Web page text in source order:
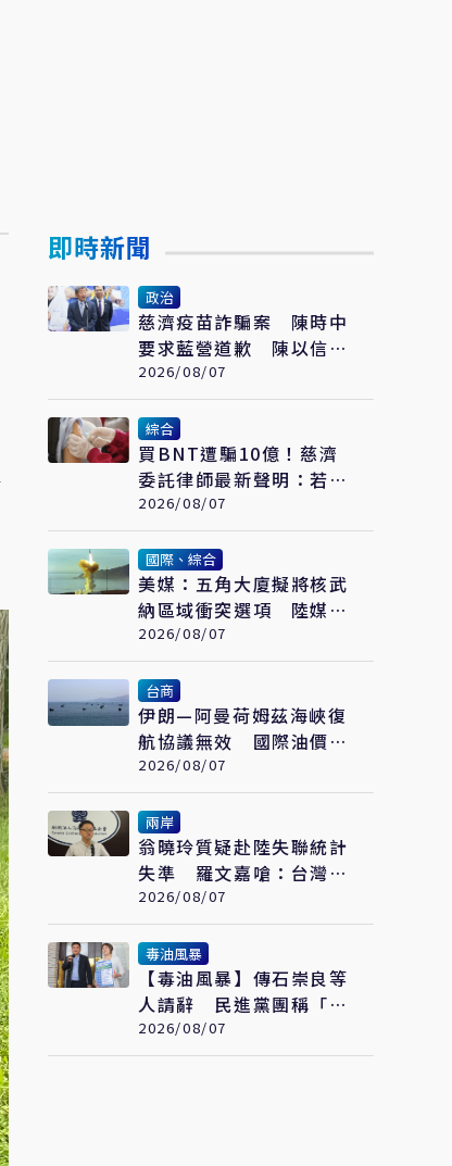
即時新聞
政治
慈濟疫苗詐騙案 陳時中
要求藍營道歉 陳以信
批：為從毒油案脫身
2026/08/07
綜合
買BNT遭騙10億！慈濟
委託律師最新聲明：若被
告定罪 保留民事請求賠
償
2026/08/07
國際、綜合
美媒：五角大廈擬將核武
納區域衝突選項 陸媒控
「核訛詐」
2026/08/07
台商
伊朗—阿曼荷姆茲海峽復
航協議無效 國際油價會
說話
2026/08/07
兩岸
翁曉玲質疑赴陸失聯統計
失準 羅文嘉嗆：台灣立
委信國台辦說謊話
2026/08/07
毒油風暴
【毒油風暴】傳石崇良等
人請辭 民進黨團稱「解
讀合理」：但地方不要都
甩鍋中央
2026/08/07